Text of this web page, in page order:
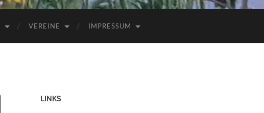
VEREINE IMPRESSUM
LINKS